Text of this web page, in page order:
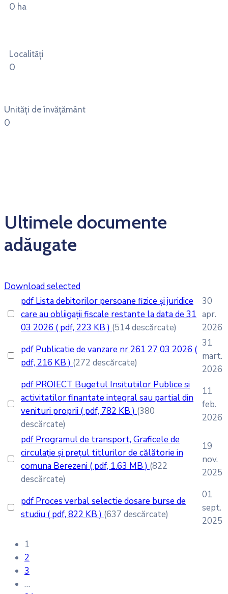
0 ha
Localități
0
Unități de învățământ
0
Ultimele documente
adăugate
Download selected
pdf Lista debitorilor persoane fizice și juridice
care au obliigații fiscale restante la data de 31
03 2026 ( pdf, 223 KB ) (514 descărcate)
30
apr.
2026
pdf Publicatie de vanzare nr 261 27 03 2026 (
pdf, 216 KB ) (272 descărcate)
31
mart.
2026
pdf PROIECT Bugetul Insitutiilor Publice si
activitatilor finantate integral sau partial din
venituri proprii ( pdf, 782 KB ) (380
descărcate)
11
feb.
2026
pdf Programul de transport, Graficele de
circulație și prețul titlurilor de călătorie in
comuna Berezeni ( pdf, 1.63 MB ) (822
descărcate)
19
nov.
2025
pdf Proces verbal selectie dosare burse de
studiu ( pdf, 822 KB ) (637 descărcate)
01
sept.
2025
1
2
3
…